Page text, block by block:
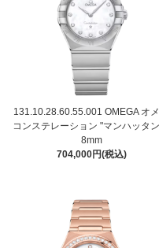
131.10.28.60.55.001 OMEGA オ
コンステレーション "マンハッタ
8mm
704,000円(税込)